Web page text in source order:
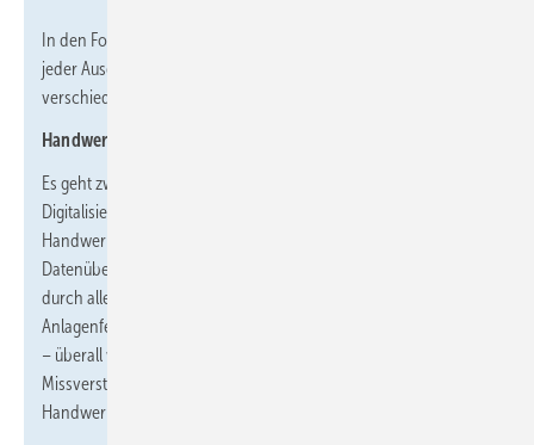
In den Fokus-Themenheften widmet sich unsere Redaktion in
jeder Ausgabe einem Fachthema und beleuchtet es von
verschiedenen Seiten.
Handwerk digital
Es geht zwar ohne, aber mit läuft es deutlich besser: die
Digitalisierung hat in die unterschiedlichsten Bereiche von
Handwerksunternehmen Einzug gehalten. Sei es die
Datenübergabe zum Steuerberater, der Zugriff auf Projektdaten
durch alle Beteiligten Mitarbeiter, etwa per Tablett und App,
Anlagenfernüberwachung oder digital unterstützte Badplanung
– überall werden Betriebe effizienter und reduzieren Fehler bzw.
Missverständnisse. Der SBZ-Fokus zeigt Ansätze auf und stellt
Handwerksunternehmer vor, die beispielhaft vorangehen.